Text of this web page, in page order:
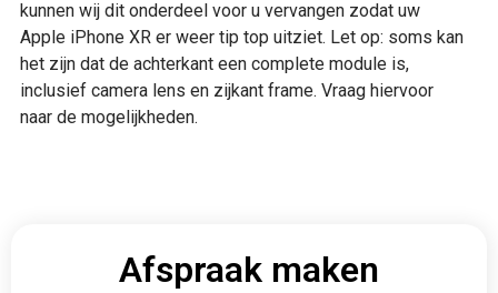
kunnen wij dit onderdeel voor u vervangen zodat uw
Apple iPhone XR er weer tip top uitziet. Let op: soms kan
het zijn dat de achterkant een complete module is,
inclusief camera lens en zijkant frame. Vraag hiervoor
naar de mogelijkheden.
Afspraak maken